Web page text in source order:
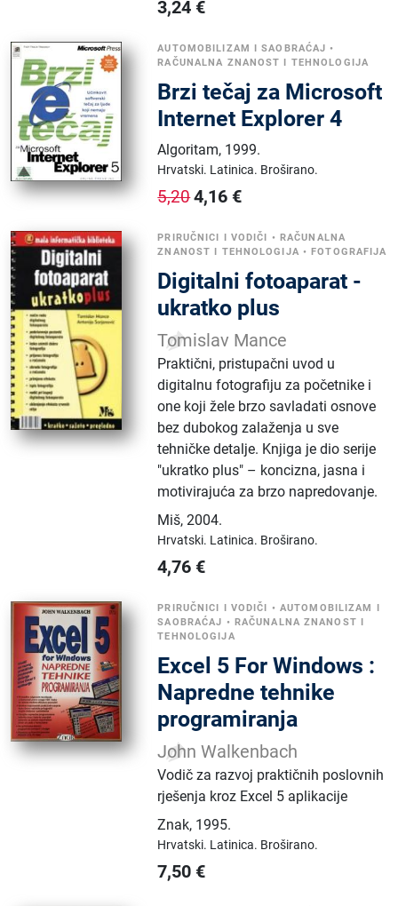
3,24 €
AUTOMOBILIZAM I SAOBRAĆAJ •
RAČUNALNA ZNANOST I TEHNOLOGIJA
Brzi tečaj za Microsoft
Internet Explorer 4
Algoritam, 1999.
Hrvatski. Latinica. Broširano.
5,204,16 €
PRIRUČNICI I VODIČI • RAČUNALNA
ZNANOST I TEHNOLOGIJA •FOTOGRAFIJA
Digitalni fotoaparat -
ukratko plus
Tomislav Mance
Praktični, pristupačni uvod u
digitalnu fotografiju za početnike i
one koji žele brzo savladati osnove
bez dubokog zalaženja u sve
tehničke detalje. Knjiga je dio serije
"ukratko plus" – koncizna, jasna i
motivirajuća za brzo napredovanje.
Miš,2004.
Hrvatski. Latinica. Broširano.
4,76 €
PRIRUČNICI I VODIČI • AUTOMOBILIZAM I
SAOBRAĆAJ • RAČUNALNA ZNANOST I
TEHNOLOGIJA
Excel 5 For Windows :
Napredne tehnike
programiranja
John Walkenbach
Vodič za razvoj praktičnih poslovnih
rješenja kroz Excel 5 aplikacije
Znak, 1995.
Hrvatski. Latinica. Broširano.
7,50 €